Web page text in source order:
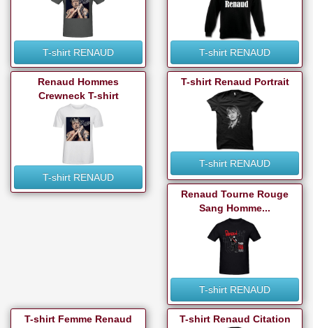
T-shirt RENAUD T-shirt RENAUD
Renaud Hommes
Crewneck T-shirt
T-shirt RENAUD
T-shirt Renaud Portrait
T-shirt RENAUD
Renaud Tourne Rouge
Sang Homme...
T-shirt RENAUD
T-shirt Femme Renaud
T-shirt Renaud Citation